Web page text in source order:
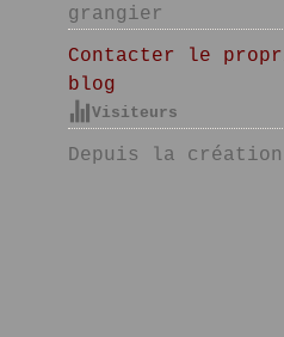
Contacter le
blog
Visiteurs
Depuis la création